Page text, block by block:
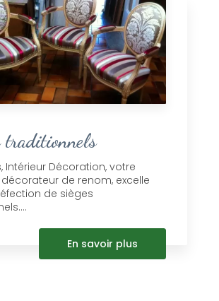
traditionnels
Intérieur Décoration, votre
de renom, excelle
de sièges
En savoir plus